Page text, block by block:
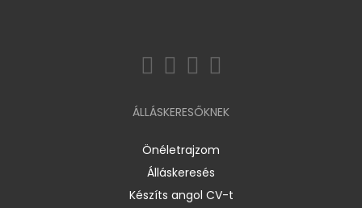
ÁLLÁSKERESŐKNEK
Önéletrajzom
Álláskeresés
Készíts angol CV-t